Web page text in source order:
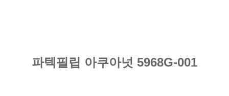
파텍필립 아쿠아넛 5968G-001